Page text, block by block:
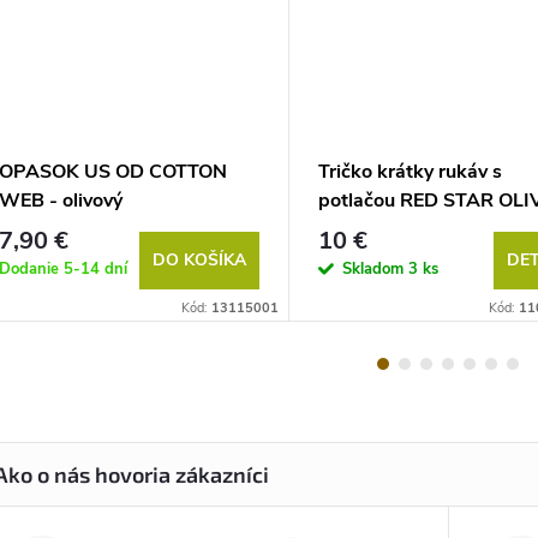
OPASOK US OD COTTON
WEB - olivový
7,90 €
Dodanie 5-14 dní DO KOŠÍKA
Kód: 13115001
Tričko krátky rukáv s
potlačou RED STAR
10 €
Skladom 3 ks
Kód: